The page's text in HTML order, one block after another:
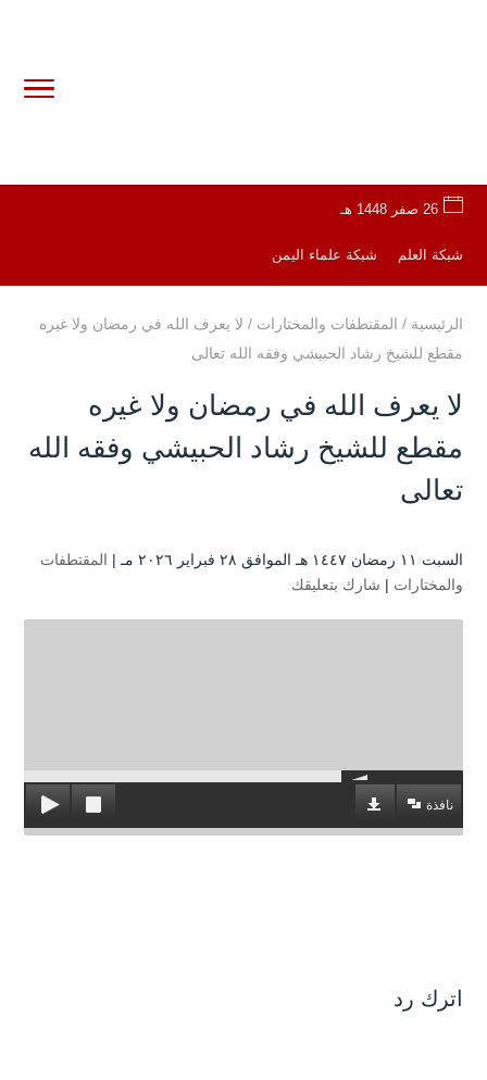
26 صفر 1448 هـ
شبكة العلم شبكة علماء اليمن
الرئيسية / المقتطفات والمختارات / لا يعرف الله في رمضان ولا غيره
مقطع للشيخ رشاد الحبيشي وفقه الله تعالى
لا يعرف الله في رمضان ولا غيره
مقطع للشيخ رشاد الحبيشي وفقه الله
تعالى
السبت ۱۱ رمضان ۱٤٤۷ هـ الموافق ۲۸ فبراير ۲۰۲٦ مـ |
المقتطفات
والمختارات | شارك بتعليقك
نافذة
اترك رد